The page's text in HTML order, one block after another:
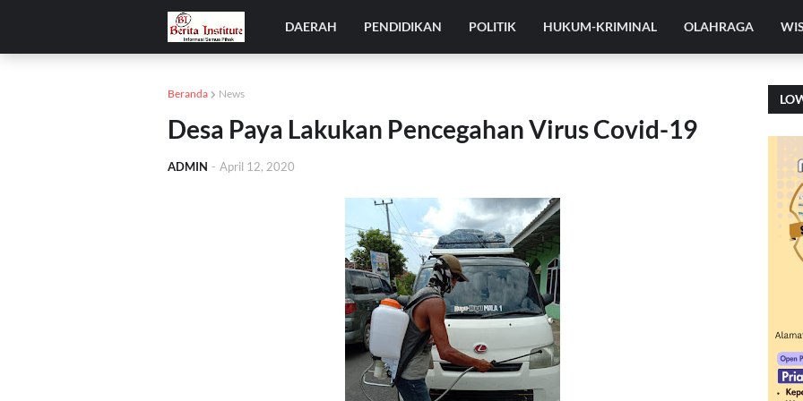
DAERAH PENDIDIKAN POLITIK HUKUM-KRIMINAL OLAHRAGA
Beranda News
Desa Paya Lakukan Pencegahan Virus Covid-19
ADMIN - April 12, 2020